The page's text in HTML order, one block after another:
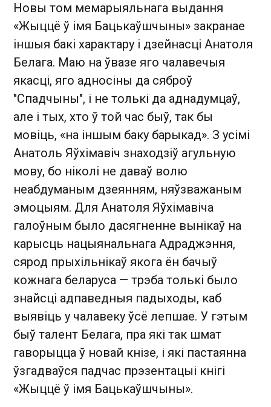
Новы том мемарыяльнага выдання
«Жыццё ў імя Бацькаўшчыны» закранае
іншыя бакі характару і дзейнасці Анатоля
Белага. Маю на ўвазе яго чалавечыя
якасці, яго адносіны да сяброў
"Спадчыны", і не толькі да аднадумцаў,
але і тых, хто ў той час быў, так бы
мовіць, «на іншым баку барыкад». З усімі
Анатоль Яўхімавіч знаходзіў агульную
мову, бо ніколі не даваў волю
неабдуманым дзеянням, няўзважаным
эмоцыям. Для Анатоля Яўхімавіча
галоўным было дасягненне вынікаў на
карысць нацыянальнага Адраджэння,
сярод прыхільнікаў якога ён бачыў
кожнага беларуса — трэба толькі было
знайсці адпаведныя падыходы, каб
выявіць у чалавеку ўсё лепшае. У гэтым
быў талент Белага, пра які так шмат
гаворыцца ў новай кнізе, і які пастаянна
ўзгадваўся падчас прэзентацыі кнігі
«Жыццё ў імя Бацькаўшчыны».